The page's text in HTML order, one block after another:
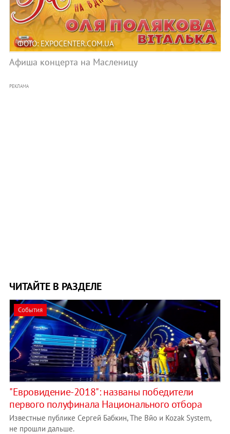
ФОТО: EXPOCENTER.COM.UA
Афиша концерта на Масленицу
РЕКЛАМА
ЧИТАЙТЕ В РАЗДЕЛЕ
События
"Евровидение-2018": названы победители
первого полуфинала Национального отбора
Известные публике Сергей Бабкин, The Вйо и Kozak System,
не прошли дальше.